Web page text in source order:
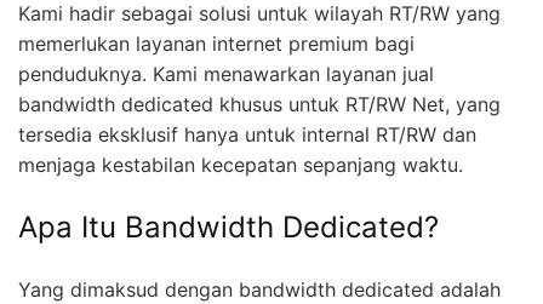
Kami hadir sebagai solusi untuk wilayah RT/RW yang
memerlukan layanan internet premium bagi
penduduknya. Kami menawarkan layanan jual
bandwidth dedicated khusus untuk RT/RW Net, yang
tersedia eksklusif hanya untuk internal RT/RW dan
menjaga kestabilan kecepatan sepanjang waktu.
Apa Itu Bandwidth Dedicated?
Yang dimaksud dengan bandwidth dedicated adalah